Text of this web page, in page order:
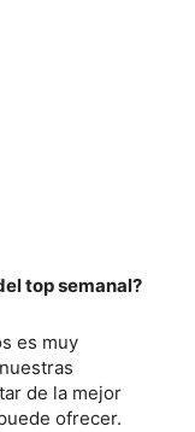
top semanal?
es muy
de la mejor
ofrecer.